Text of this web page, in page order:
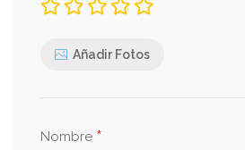
Añadir Fotos
Nombre *